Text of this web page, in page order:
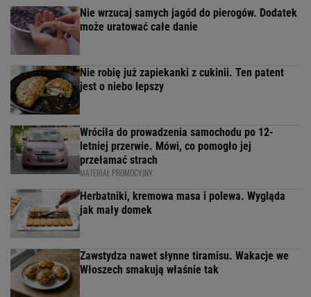
Nie wrzucaj samych jagód do pierogów. Dodatek
może uratować całe danie
Nie robię już zapiekanki z cukinii. Ten patent
jest o niebo lepszy
Wróciła do prowadzenia samochodu po 12-
letniej przerwie. Mówi, co pomogło jej
przełamać strach
MATERIAŁ PROMOCYJNY
Herbatniki, kremowa masa i polewa. Wygląda
jak mały domek
Zawstydza nawet słynne tiramisu. Wakacje we
Włoszech smakują właśnie tak